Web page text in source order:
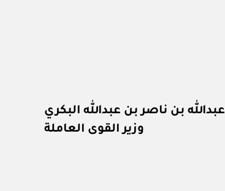
عبدالله بن ناصر بن عبدالله البكري
وزير القوى العاملة